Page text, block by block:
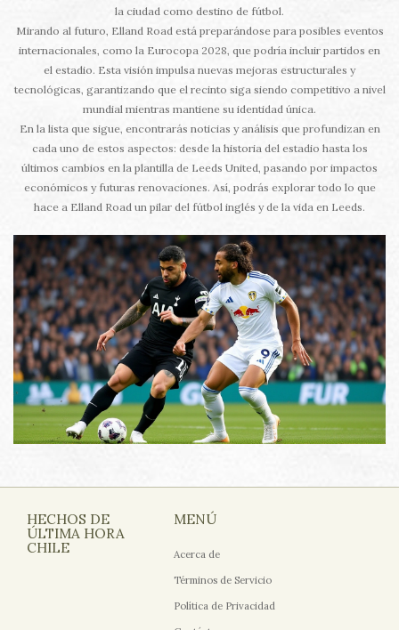
la ciudad como destino de fútbol.
Mirando al futuro, Elland Road está preparándose para posibles eventos
internacionales, como la Eurocopa 2028, que podría incluir partidos en
el estadio. Esta visión impulsa nuevas mejoras estructurales y
tecnológicas, garantizando que el recinto siga siendo competitivo a nivel
mundial mientras mantiene su identidad única.
En la lista que sigue, encontrarás noticias y análisis que profundizan en
cada uno de estos aspectos: desde la historia del estadio hasta los
últimos cambios en la plantilla de Leeds United, pasando por impactos
económicos y futuras renovaciones. Así, podrás explorar todo lo que
hace a Elland Road un pilar del fútbol inglés y de la vida en Leeds.
HECHOS DE
ÚLTIMA HORA
CHILE
MENÚ
Acerca de
Términos de Servicio
Política de Privacidad